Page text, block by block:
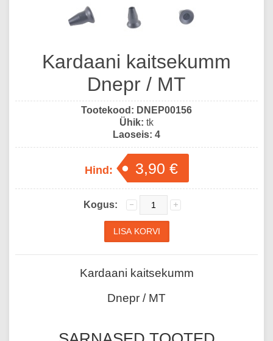
Kardaani kaitsekumm
Dnepr / MT
Tootekood: DNEP00156
Ühik: tk
Laoseis: 4
Hind: 3,90 €
Kogus:
Kardaani kaitsekumm
Dnepr / MT